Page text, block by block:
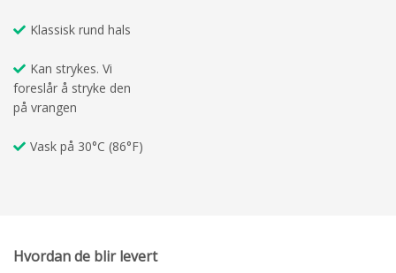
Klassisk rund hals
Kan strykes. Vi
foreslår å stryke den
på vrangen
Vask på 30°C (86°F)
Hvordan de blir levert